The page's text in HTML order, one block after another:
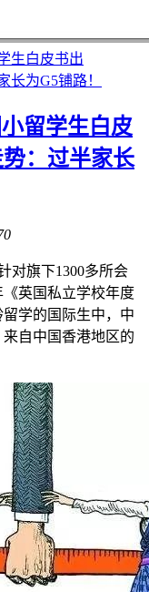
生白皮书出
长为G5铺路！
留学生白皮
：过半家长
对旗下1300多所会
《英国私立学校年度
学的国际生中，中
自中国香港地区的